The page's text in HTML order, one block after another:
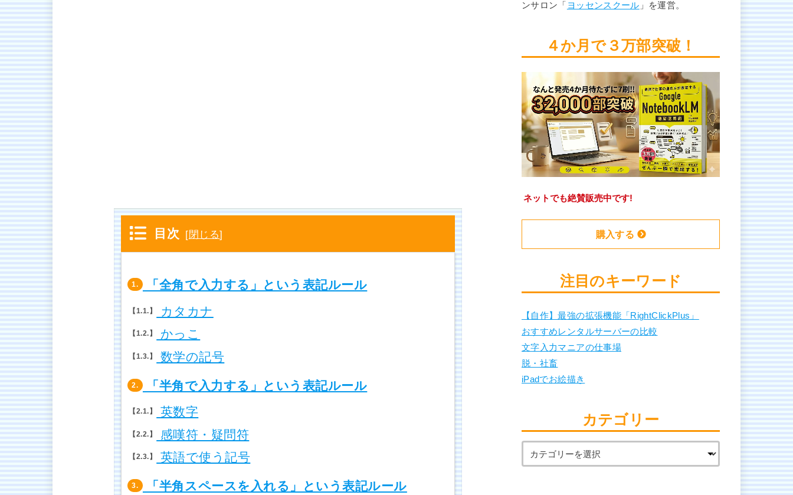
目次 [閉じる]
1. 「全角で入力する」という表記ルール
1.1. カタカナ
1.2. かっこ
1.3. 数学の記号
2. 「半角で入力する」という表記ルール
2.1. 英数字
2.2. 感嘆符・疑問符
2.3. 英語で使う記号
3. 「半角スペースを入れる」という表記ルール
ンサロン「 ヨッセンスクール 」を運営。
４か月で３万部突破！
ネットでも絶賛販売中です!
購入する
注目のキーワード
【自作】最強の拡張機能「RightClickPlus」
おすすめレンタルサーバーの比較
文字入力マニアの仕事場
脱・社畜
iPadでお絵描き
カテゴリー